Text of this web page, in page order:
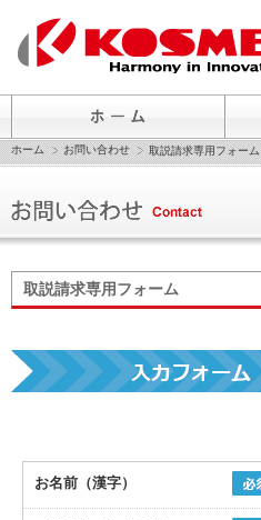
ホーム お問い合わせ 取説請求専用フォーム
取説請求専用フォーム
お名前（漢字）